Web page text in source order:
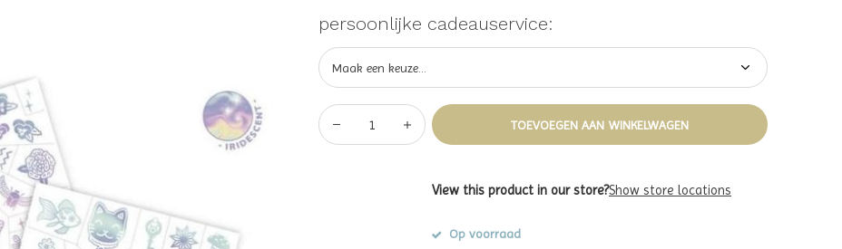
persoonlijke cadeauservice:
TOEVOEGEN AAN WINKELWAGEN
View this product in our store?Show store locations
Op voorraad